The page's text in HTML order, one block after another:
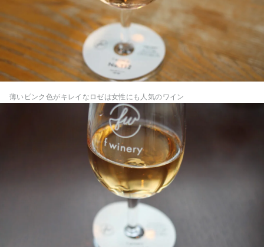
薄いピンク色がキレイなロゼは女性にも人気のワイン